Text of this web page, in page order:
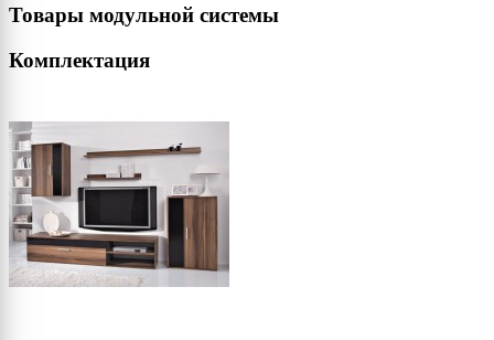
Товары модульной системы
Комплектация